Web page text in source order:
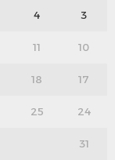
3
4
10
11
17
18
24
25
31